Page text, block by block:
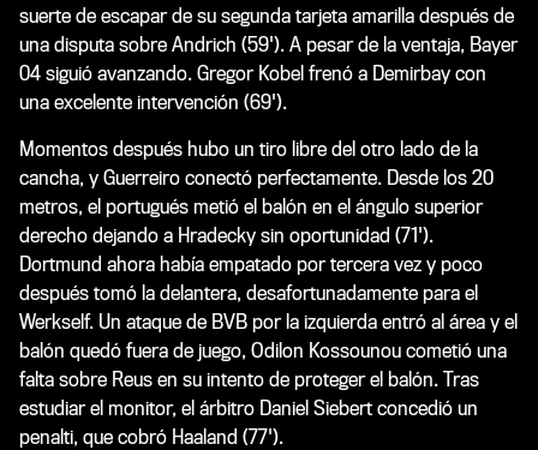
suerte de escapar de su segunda tarjeta amarilla después de
una disputa sobre Andrich (59'). A pesar de la ventaja, Bayer
04 siguió avanzando. Gregor Kobel frenó a Demirbay con
una excelente intervención (69').
Momentos después hubo un tiro libre del otro lado de la
cancha, y Guerreiro conectó perfectamente. Desde los 20
metros, el portugués metió el balón en el ángulo superior
derecho dejando a Hradecky sin oportunidad (71').
Dortmund ahora había empatado por tercera vez y poco
después tomó la delantera, desafortunadamente para el
Werkself. Un ataque de BVB por la izquierda entró al área y el
balón quedó fuera de juego, Odilon Kossounou cometió una
falta sobre Reus en su intento de proteger el balón. Tras
estudiar el monitor, el árbitro Daniel Siebert concedió un
penalti, que cobró Haaland (77').